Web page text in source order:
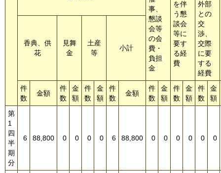
事、
懇談
会等
の会
費・
負担
金
を伴
う懇
談会
等に
要す
る経
費
外部
との
交
渉、
交際
に要
する
経費
香典、供
花
見舞
金
土産
等
小計
件
数
金額
件
数
金
額
件
数
金
額
件
数
金額
件
数
金
額
件
数
金
額
件
数
金
額
第
1
四
半
期
分
6 88,800 0 0 0 0 6 88,800 0 0 0 0 0 0